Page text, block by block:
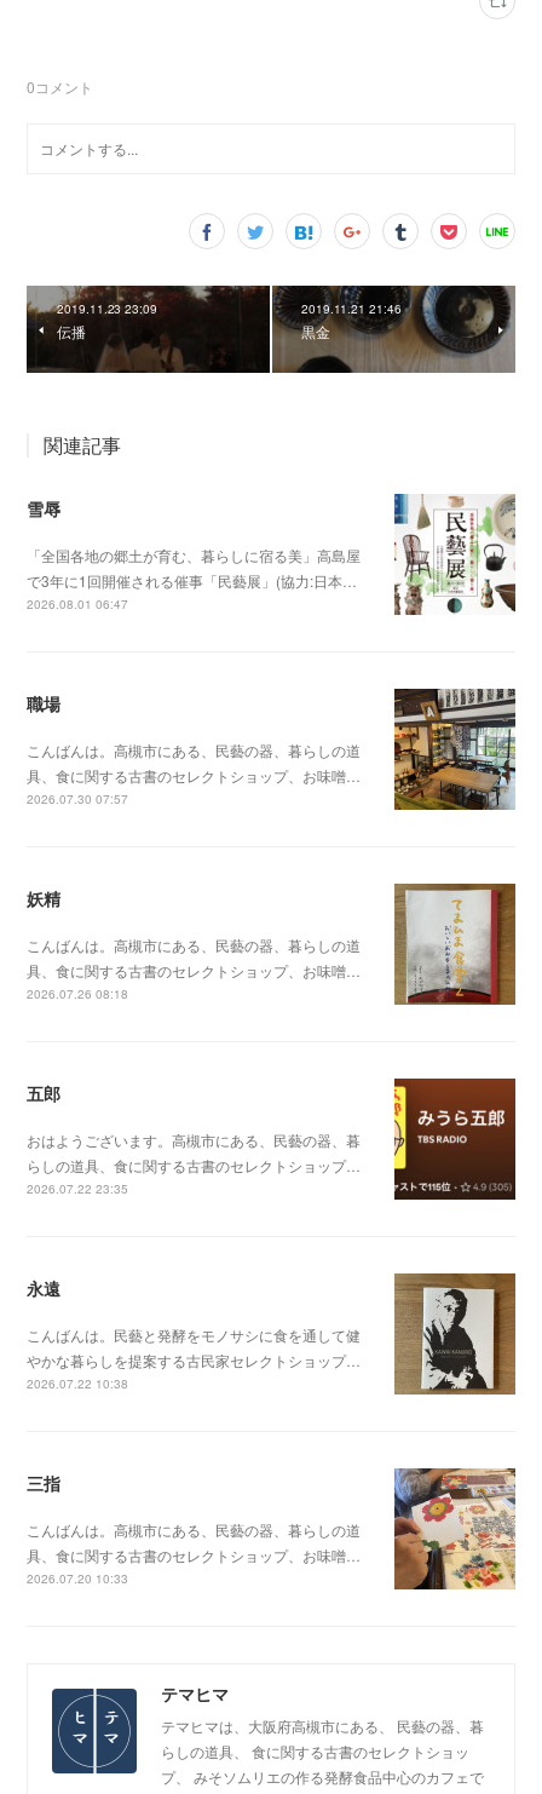
0コメント
2019.11.23 23:09
伝播
2019.11.21 21:46
黒金
関連記事
雪辱
「全国各地の郷土が育む、暮らしに宿る美」高島屋
で3年に1回開催される催事「民藝展」(協力:日本…
2026.08.01 06:47
職場
こんばんは。高槻市にある、民藝の器、暮らしの道
具、食に関する古書のセレクトショップ、お味噌…
2026.07.30 07:57
妖精
こんばんは。高槻市にある、民藝の器、暮らしの道
具、食に関する古書のセレクトショップ、お味噌…
2026.07.26 08:18
五郎
おはようございます。高槻市にある、民藝の器、暮
らしの道具、食に関する古書のセレクトショップ…
2026.07.22 23:35
永遠
こんばんは。民藝と発酵をモノサシに食を通して健
やかな暮らしを提案する古民家セレクトショップ…
2026.07.22 10:38
三指
こんばんは。高槻市にある、民藝の器、暮らしの道
具、食に関する古書のセレクトショップ、お味噌…
2026.07.20 10:33
テマヒマ
テマヒマは、大阪府高槻市にある、 民藝の器、暮
らしの道具、 食に関する古書のセレクトショッ
プ、 みそソムリエの作る発酵食品中心のカフェで